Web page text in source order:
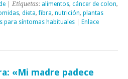
| Etiquetas: alimentos, cáncer de colon,
, dieta,fibra, nutrición, plantas
para síntomas habituales
Enlace
«Mi madre padece